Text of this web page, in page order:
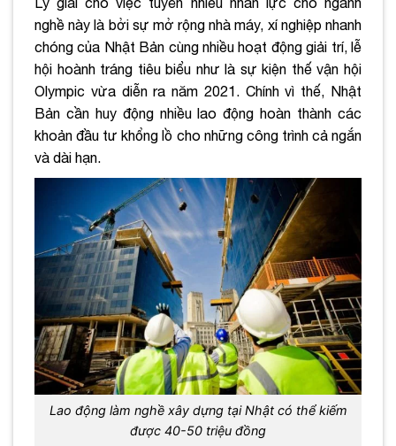
nghề này là bởi sự mở rộng nhà máy, xí nghiệp nhanh
chóng của Nhật Bản cùng nhiều hoạt động giải trí, lễ
hội hoành tráng tiêu biểu như là sự kiện thế vận hội
Olympic vừa diễn ra năm 2021. Chính vì thế, Nhật
Bản cần huy động nhiều lao động hoàn thành các
khoản đầu tư khổng lồ cho những công trình cả ngắn
và dài hạn.
Lao động làm nghề xây dựng tại Nhật có thể kiếm
được 40-50 triệu đồng